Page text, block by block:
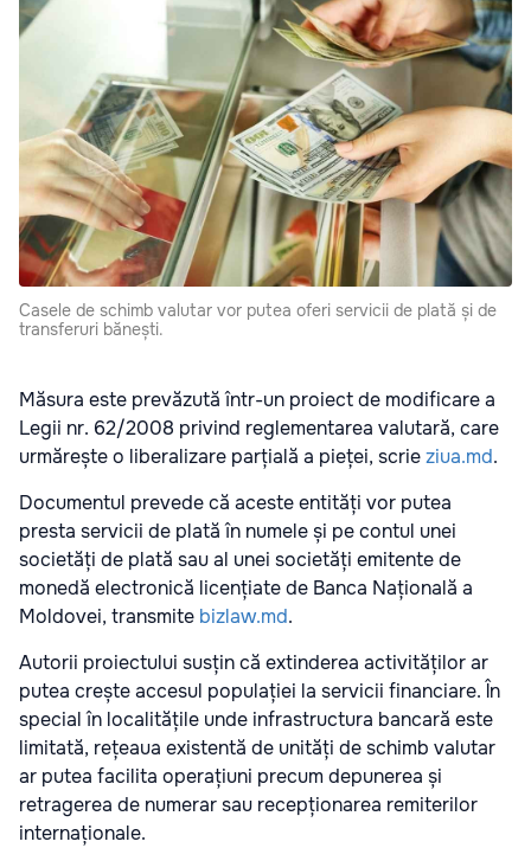
Casele de schimb valutar vor putea oferi servicii de plată și de
transferuri bănești.
Măsura este prevăzută într-un proiect de modificare a
Legii nr. 62/2008 privind reglementarea valutară, care
urmărește o liberalizare parțială a pieței, scrieziua.md.
Documentul prevede că aceste entități vor putea
presta servicii de plată în numele și pe contul unei
societăți de plată sau al unei societăți emitente de
monedă electronică licențiate de Banca Națională a
Moldovei, transmite bizlaw.md.
Autorii proiectului susțin că extinderea activităților ar
putea crește accesul populației la servicii financiare. În
special în localitățile unde infrastructura bancară este
limitată, rețeaua existentă de unități de schimb valutar
ar putea facilita operațiuni precum depunerea și
retragerea de numerar sau recepționarea remiterilor
internaționale.